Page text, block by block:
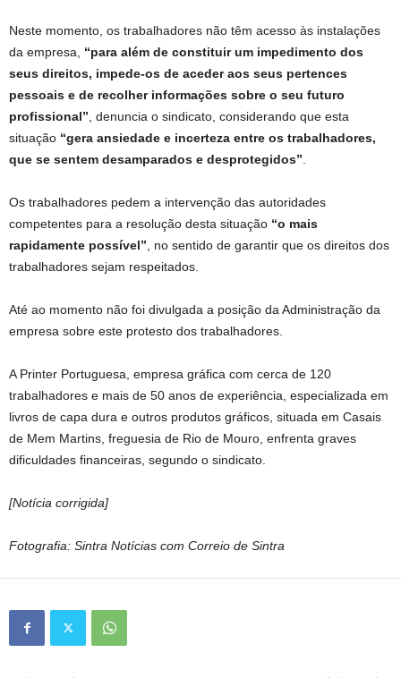
Neste momento, os trabalhadores não têm acesso às instalações
da empresa, “para além de constituir um impedimento dos
seus direitos, impede-os de aceder aos seus pertences
pessoais e de recolher informações sobre o seu futuro
profissional” , denuncia o sindicato, considerando que esta
situação “gera ansiedade e incerteza entre os trabalhadores,
que se sentem desamparados e desprotegidos”
Os trabalhadores pedem a intervenção das autoridades
competentes para a resolução desta situação “o mais
rapidamente possível” , no sentido de garantir que os direitos dos
trabalhadores sejam respeitados.
Até ao momento não foi divulgada a posição da Administração da
empresa sobre este protesto dos trabalhadores.
A Printer Portuguesa, empresa gráfica com cerca de 120
trabalhadores e mais de 50 anos de experiência, especializada em
livros de capa dura e outros produtos gráficos, situada em Casais
de Mem Martins, freguesia de Rio de Mouro, enfrenta graves
dificuldades financeiras, segundo o sindicato.
[Notícia corrigida]
Fotografia: Sintra Notícias com Correio de Sintra